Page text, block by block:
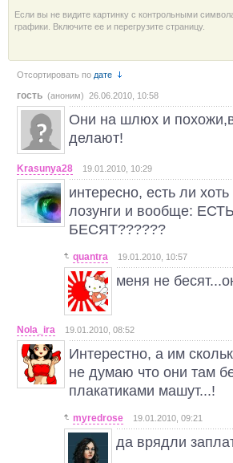
Если вы не видите картинку с контрольными
графики. Включите ее и перегрузите страницу.
Отсортировать по дате
гость (аноним) 26.06.2010, 10:58
Они на шлюх и
делают!
Krasunya28 19.01.2010, 10:29
интересно, есть ли
лозунги и вообще:
БЕСЯТ??????
quantra 19.01.2010, 10:57
меня не
Nola_ira 19.01.2010, 08:52
Интерестно, а им
не думаю что они там
плакатиками машут...!
myredrose 19.01.2010, 09:21
да врядли